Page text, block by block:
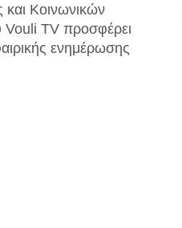
Κοινωνικών
TV προσφέρει
ενημέρωσης